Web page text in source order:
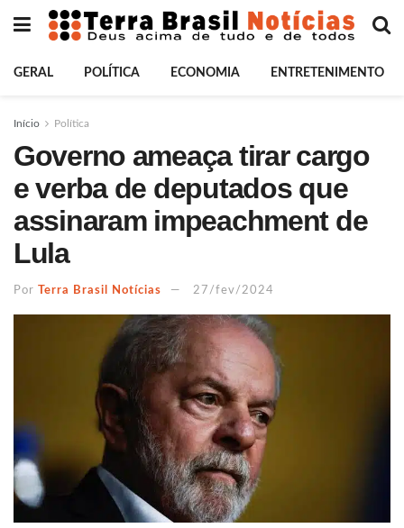
GERAL POLÍTICA ECONOMIA ENTRETENIMENTO
Início Política
Governo ameaça tirar cargo
e verba de deputados que
assinaram impeachment de
Lula
Por Terra Brasil Notícias 27/fev/2024